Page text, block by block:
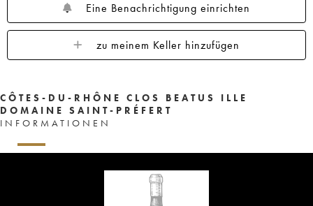
Eine Benachrichtigung einrichten
zu meinem Keller hinzufügen
CÔTES-DU-RHÔNE CLOS BEATUS ILLE
DOMAINE SAINT-PRÉFERT
INFORMATIONEN